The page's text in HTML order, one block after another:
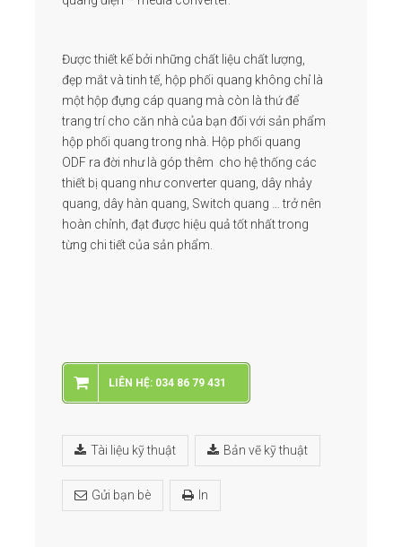
Được thiết kế bởi những chất liệu chất lượng,
đẹp mắt và tinh tế, hộp phối quang không chỉ là
một hộp đựng cáp quang mà còn là thứ để
trang trí cho căn nhà của bạn đối với sản phẩm
hộp phối quang trong nhà. Hộp phối quang
ODF ra đời như là góp thêm cho hệ thống các
thiết bị quang như converter quang, dây nhảy
quang, dây hàn quang, Switch quang … trở nên
hoàn chỉnh, đạt được hiệu quả tốt nhất trong
từng chi tiết của sản phẩm.
LIÊN HỆ: 034 86 79 431
Tài liệu kỹ thuật Bản vẽ kỹ thuật
Gửi bạn bè In